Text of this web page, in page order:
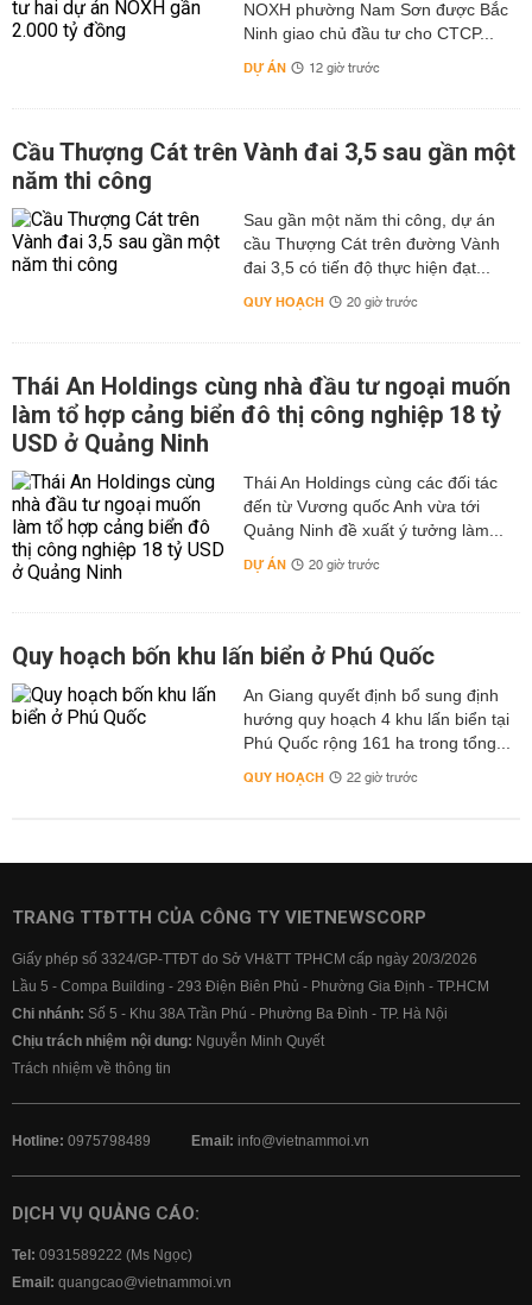
NOXH phường Nam Sơn được Bắc
Ninh giao chủ đầu tư cho CTCP...
DỰ ÁN 12 giờ trước
Cầu Thượng Cát trên Vành đai 3,5 sau gần một
năm thi công
Sau gần một năm thi công, dự án
cầu Thượng Cát trên đường Vành
đai 3,5 có tiến độ thực hiện đạt...
QUY HOẠCH 20 giờ trước
Thái An Holdings cùng nhà đầu tư ngoại muốn
làm tổ hợp cảng biển đô thị công nghiệp 18 tỷ
USD ở Quảng Ninh
Thái An Holdings cùng các đối tác
đến từ Vương quốc Anh vừa tới
Quảng Ninh đề xuất ý tưởng làm...
DỰ ÁN 20 giờ trước
Quy hoạch bốn khu lấn biển ở Phú Quốc
An Giang quyết định bổ sung định
hướng quy hoạch 4 khu lấn biển tại
Phú Quốc rộng 161 ha trong tổng...
QUY HOẠCH 22 giờ trước
TRANG TTĐTTH CỦA CÔNG TY VIETNEWSCORP
Giấy phép số 3324/GP-TTĐT do Sở VH&TT TPHCM cấp ngày 20/3/2026
Lầu 5 - Compa Building - 293 Điện Biên Phủ - Phường Gia Định - TP.HCM
Chi nhánh: Số 5 - Khu 38A Trần Phú - Phường Ba Đình - TP. Hà Nội
Chịu trách nhiệm nội dung: Nguyễn Minh Quyết
Trách nhiệm về thông tin
Hotline: 0975798489 Email: info@vietnammoi.vn
DỊCH VỤ QUẢNG CÁO:
Tel: 0931589222 (Ms Ngọc)
Email: quangcao@vietnammoi.vn